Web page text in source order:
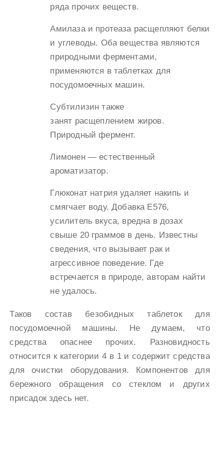
ряда прочих веществ.
Амилаза и протеаза расщепляют белки
и углеводы. Оба вещества являются
природными ферментами,
применяются в таблетках для
посудомоечных машин.
Субтилизин также
занят расщеплением жиров.
Природный фермент.
Лимонен — естественный
ароматизатор.
Глюконат натрия удаляет накипь и
смягчает воду. Добавка Е576,
усилитель вкуса, вредна в дозах
свыше 20 граммов в день. Известны
сведения, что вызывает рак и
агрессивное поведение. Где
встречается в природе, авторам найти
не удалось.
Таков состав безобидных таблеток для
посудомоечной машины. Не думаем, что
средства опаснее прочих. Разновидность
относится к категории 4 в 1 и содержит средства
для очистки оборудования. Компонентов для
бережного обращения со стеклом и других
присадок здесь нет.